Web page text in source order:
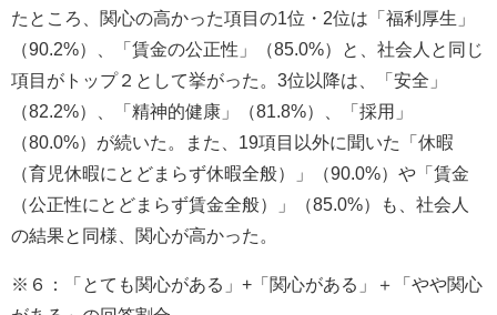
たところ、関心の高かった項目の1位・2位は「福利厚生」
（90.2%）、「賃金の公正性」（85.0%）と、社会人と同じ
項目がトップ２として挙がった。3位以降は、「安全」
（82.2%）、「精神的健康」（81.8%）、「採用」
（80.0%）が続いた。また、19項目以外に聞いた「休暇
（育児休暇にとどまらず休暇全般）」（90.0%）や「賃金
（公正性にとどまらず賃金全般）」（85.0%）も、社会人
の結果と同様、関心が高かった。
※６：「とても関心がある」+「関心がある」＋「やや関心